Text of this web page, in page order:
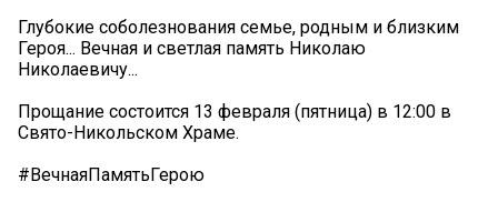
Глубокие соболезнования семье, родным и близким
Героя... Вечная и светлая память Николаю
Николаевичу...
Прощание состоится 13 февраля (пятница) в 12:00 в
Свято-Никольском Храме.
#ВечнаяПамятьГерою